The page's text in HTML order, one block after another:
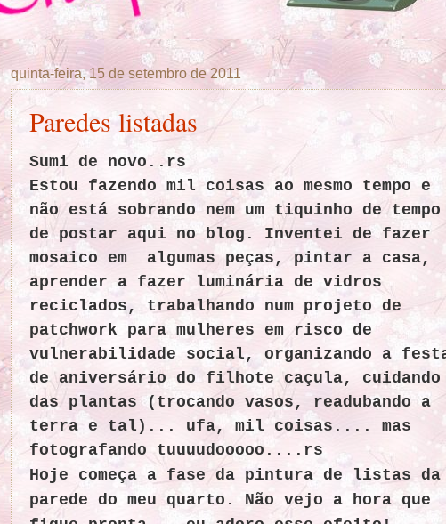
quinta-feira, 15 de setembro de 2011
Paredes listadas
Sumi de novo..rs
Estou fazendo mil coisas ao mesmo tempo e
não está sobrando nem um tiquinho de tempo
de postar aqui no blog. Inventei de fazer
mosaico em algumas peças, pintar a casa,
aprender a fazer luminária de vidros
reciclados, trabalhando num projeto de
patchwork para mulheres em risco de
vulnerabilidade social, organizando a
de aniversário do filhote caçula, cuidando
das plantas (trocando vasos, readubando a
terra e tal)... ufa, mil coisas.... mas
fotografando tuuuudooooo....rs
Hoje começa a fase da pintura de listas da
parede do meu quarto. Não vejo a hora que